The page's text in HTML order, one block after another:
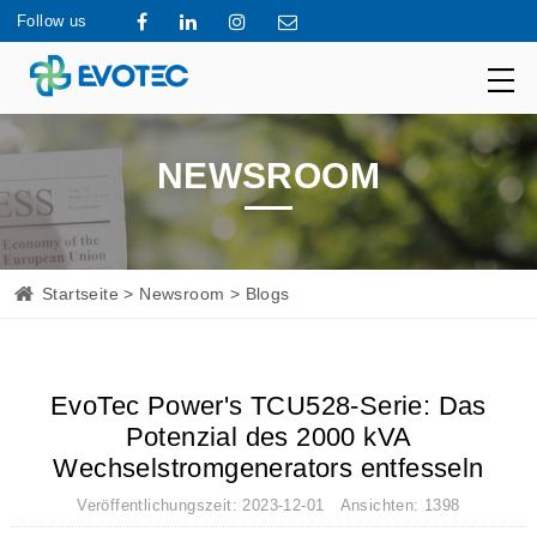
Follow us
NEWSROOM
Startseite > Newsroom > Blogs
EvoTec Power's TCU528-Serie: Das
Potenzial des 2000 kVA
Wechselstromgenerators entfesseln
Veröffentlichungszeit: 2023-12-01 Ansichten: 1398